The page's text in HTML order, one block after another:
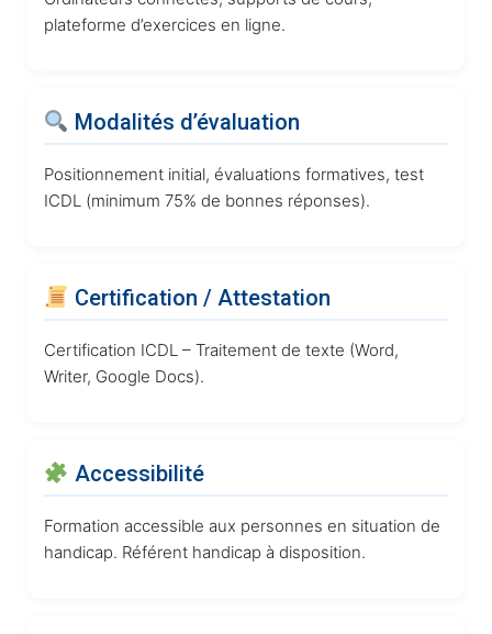
plateforme d’exercices en ligne.
Modalités d’évaluation
Positionnement initial, évaluations formatives, test
ICDL (minimum 75% de bonnes réponses).
Certification / Attestation
Certification ICDL – Traitement de texte (Word,
Writer, Google Docs).
Accessibilité
Formation accessible aux personnes en situation de
handicap. Référent handicap à disposition.